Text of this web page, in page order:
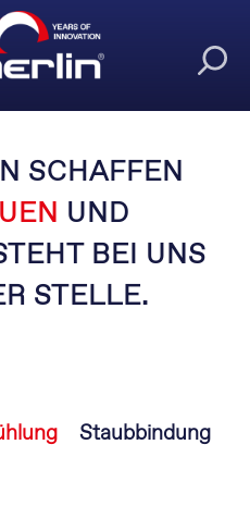
SCHAFFEN
UND
BEI UNS
STELLE.
Staubbindung